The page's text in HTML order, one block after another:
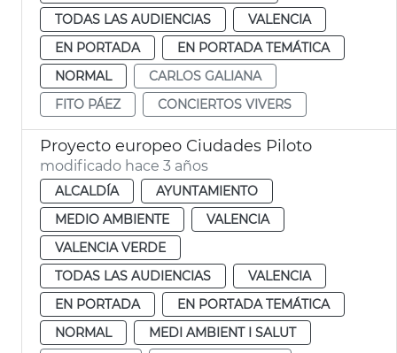
TODAS LAS AUDIENCIAS
VALENCIA
EN PORTADA
EN PORTADA TEMÁTICA
NORMAL
CARLOS GALIANA
FITO PÁEZ
CONCIERTOS VIVERS
Proyecto europeo Ciudades Piloto
modificado hace 3 años
ALCALDÍA
AYUNTAMIENTO
MEDIO AMBIENTE
VALENCIA
VALENCIA VERDE
TODAS LAS AUDIENCIAS
VALENCIA
EN PORTADA
EN PORTADA TEMÁTICA
NORMAL
MEDI AMBIENT I SALUT